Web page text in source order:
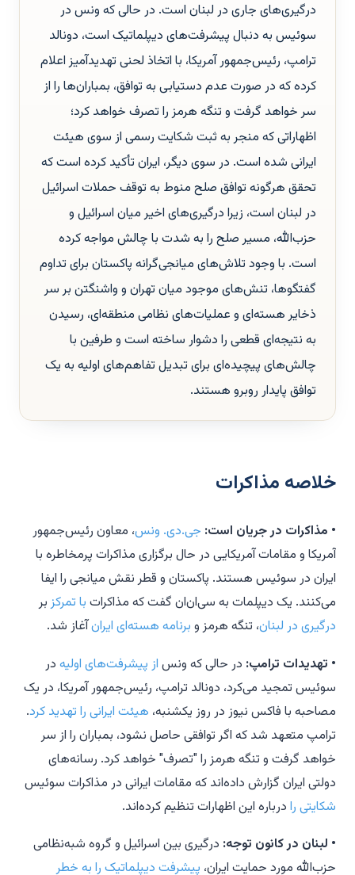
درگیری‌های جاری در لبنان است. در حالی که ونس در
سوئیس به دنبال پیشرفت‌های دیپلماتیک است، دونالد
ترامپ، رئیس‌جمهور آمریکا، با اتخاذ لحنی تهدیدآمیز اعلام
کرده که در صورت عدم دستیابی به توافق، بمباران‌ها را از
سر خواهد گرفت و تنگه هرمز را تصرف خواهد کرد؛
اظهاراتی که منجر به ثبت شکایت رسمی از سوی هیئت
ایرانی شده است. در سوی دیگر، ایران تأکید کرده است که
تحقق هرگونه توافق صلح منوط به توقف حملات اسرائیل
در لبنان است، زیرا درگیری‌های اخیر میان اسرائیل و
حزب‌الله، مسیر صلح را به شدت با چالش مواجه کرده
است. با وجود تلاش‌های میانجی‌گرانه پاکستان برای تداوم
گفتگوها، تنش‌های موجود میان تهران و واشنگتن بر سر
ذخایر هسته‌ای و عملیات‌های نظامی منطقه‌ای، رسیدن
به نتیجه‌ای قطعی را دشوار ساخته است و طرفین با
چالش‌های پیچیده‌ای برای تبدیل تفاهم‌های اولیه به یک
توافق پایدار روبرو هستند.
خلاصه مذاکرات
• مذاکرات در جریان است: جی.دی. ونس، معاون رئیس‌جمهور
آمریکا و مقامات آمریکایی در حال برگزاری مذاکرات پرمخاطره با
ایران در سوئیس هستند. پاکستان و قطر نقش میانجی را ایفا
می‌کنند. یک دیپلمات به سی‌ان‌ان گفت که مذاکرات با تمرکزبر
درگیری در لبنان، تنگه هرمز و برنامه هسته‌ای ایرانآغاز شد.
• تهدیدات ترامپ: در حالی که ونس از پیشرفت‌های اولیه در
سوئیس تمجید می‌کرد، دونالد ترامپ، رئیس‌جمهور آمریکا، در یک
مصاحبه با فاکس نیوز در روز یکشنبه، هیئت ایرانی را تهدید کرد.
ترامپ متعهد شد که اگر توافقی حاصل نشود، بمباران را از سر
خواهد گرفت و تنگه هرمز را "تصرف" خواهد کرد. رسانه‌های
دولتی ایران گزارش داده‌اند که مقامات ایرانی در مذاکرات سوئیس
شکایتی را درباره این اظهارات تنظیم کرده‌اند.
• لبنان در کانون توجه: درگیری بین اسرائیل و گروه شبه‌نظامی
حزب‌الله مورد حمایت ایران، پیشرفت دیپلماتیک را به خطر